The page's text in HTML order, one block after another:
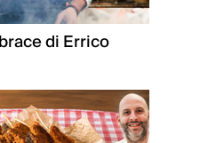
di Errico